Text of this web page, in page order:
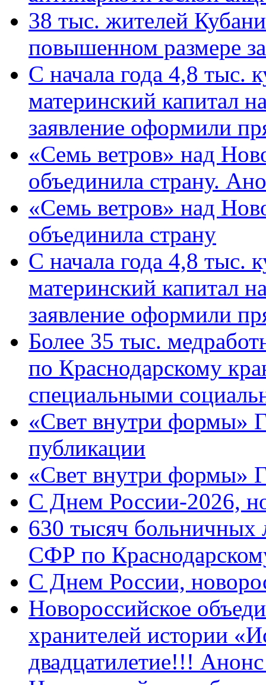
38 тыс. жителей
повышенном размере
С начала года 4,8 тыс.
материнский капитал
заявление оформили
«Семь ветров» над
объединила страну.
«Семь ветров» над
объединила страну
С начала года 4,8 тыс.
материнский капитал
заявление оформили
Более 35 тыс.
по Краснодарскому
специальными
«Свет внутри формы»
публикации
«Свет внутри формы»
C Днем России-2026,
630 тысяч больничных
СФР по
C Днем России,
Новороссийское
хранителей истории
двадцатилетие!!!